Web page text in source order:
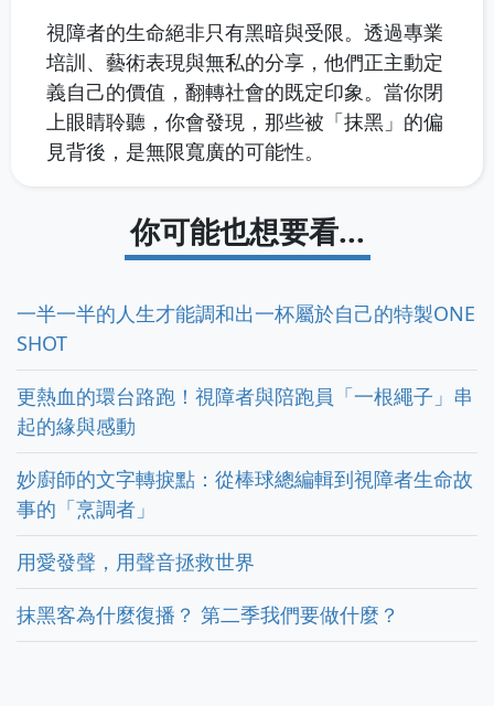
視障者的生命絕非只有黑暗與受限。透過專業
培訓、藝術表現與無私的分享，他們正主動定
義自己的價值，翻轉社會的既定印象。當你閉
上眼睛聆聽，你會發現，那些被「抹黑」的偏
見背後，是無限寬廣的可能性。
你可能也想要看...
一半一半的人生才能調和出一杯屬於自己的特製ONE
SHOT
更熱血的環台路跑！視障者與陪跑員「一根繩子」串
起的緣與感動
妙廚師的文字轉捩點：從棒球總編輯到視障者生命故
事的「烹調者」
用愛發聲，用聲音拯救世界
抹黑客為什麼復播？ 第二季我們要做什麼？